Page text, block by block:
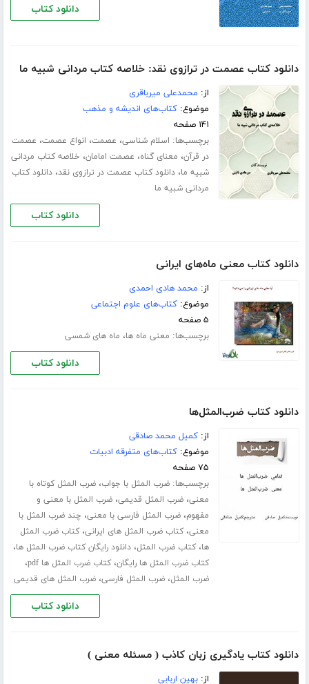
دانلود کتاب
دانلود کتاب عصمت در ترازوی نقد: خلاصه کتاب مردانی شبیه ما
از: محمدعلی میرباقری
موضوع:کتاب‌های اندیشه و مذهب
۱۴۱ صفحه
برچسب‌ها: اسلام شناسی، عصمت، انواع عصمت، عصمت
در قرآن، معنای گناه، عصمت امامان، خلاصه کتاب مردانی
شبیه ما،دانلود کتاب عصمت در ترازوی نقد،دانلود کتاب
مردانی شبیه ما
دانلود کتاب
دانلود کتاب معنی ماه‌های ایرانی
از: محمد هادی احمدی
موضوع:کتاب‌های علوم اجتماعی
۵ صفحه
برچسب‌ها: معنی ماه ها، ماه های شمسی
دانلود کتاب
دانلود کتاب ضرب‌المثل‌ها
از:کمیل محمد صادقی
موضوع:کتاب‌های متفرقه ادبیات
۷۵ صفحه
برچسب‌ها:ضرب المثل با جواب،ضرب المثل کوتاه با
معنی،ضرب المثل قدیمی،ضرب المثل با معنی و
مفهوم،ضرب المثل فارسی با معنی، چند ضرب المثل با
معنی،کتاب ضرب المثل های ایرانی،کتاب ضرب المثل
ها،کتاب ضرب المثل،دانلود رایگان کتاب ضرب المثل ها،
کتاب ضرب المثل ها رایگان،کتاب ضرب المثل ها pdf ،
ضرب المثل،ضرب المثل فارسی،ضرب المثل های قدیمی
دانلود کتاب
دانلود کتاب یادگیری زبان کاذب ( مسئله معنی )
از:بهین اربابی